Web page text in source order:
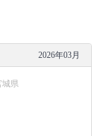
2026年03月
県